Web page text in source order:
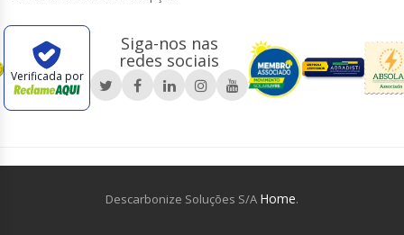
Verificada por
Siga-nos nas
redes sociais
Descarbonize Soluções S/A Home.